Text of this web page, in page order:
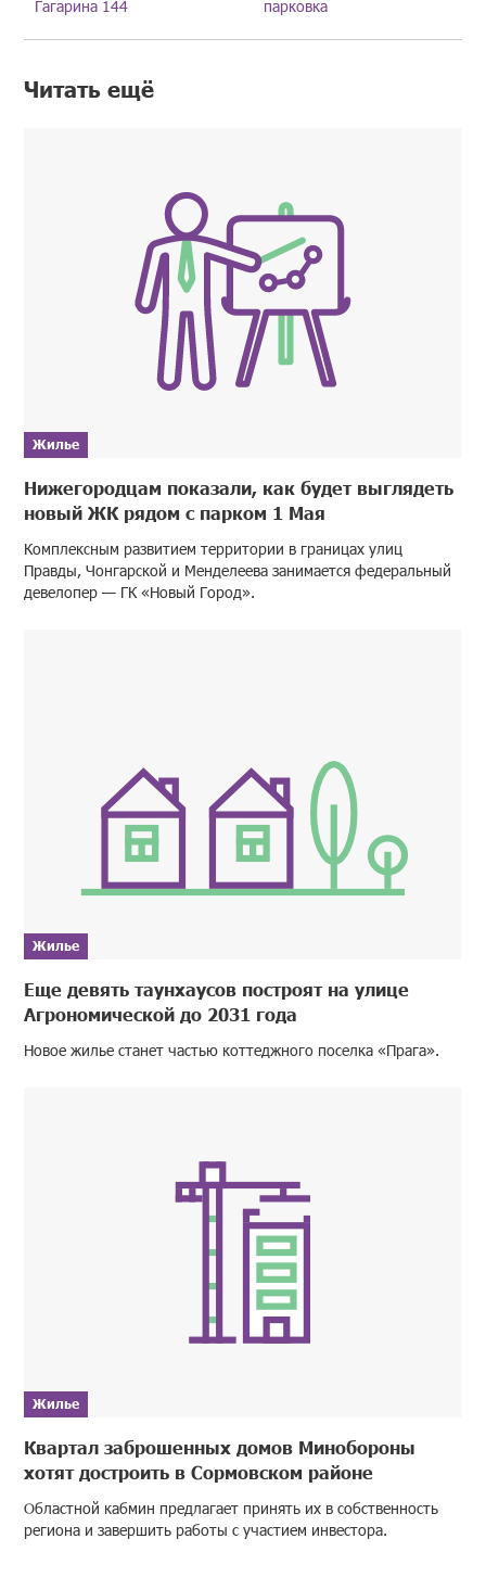
Гагарина 144 парковка
Читать ещё
Жилье
Нижегородцам показали, как будет выглядеть
новый ЖК рядом с парком 1 Мая
Комплексным развитием территории в границах улиц
Правды, Чонгарской и Менделеева занимается федеральный
девелопер — ГК «Новый Город».
Жилье
Еще девять таунхаусов построят на улице
Агрономической до 2031 года
Новое жилье станет частью коттеджного поселка «Прага».
Жилье
Квартал заброшенных домов Минобороны
хотят достроить в Сормовском районе
Областной кабмин предлагает принять их в собственность
региона и завершить работы с участием инвестора.